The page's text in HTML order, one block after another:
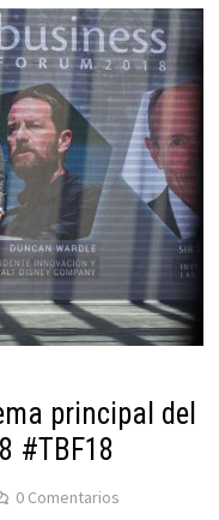
principal del
#TBF18
0 Comentarios